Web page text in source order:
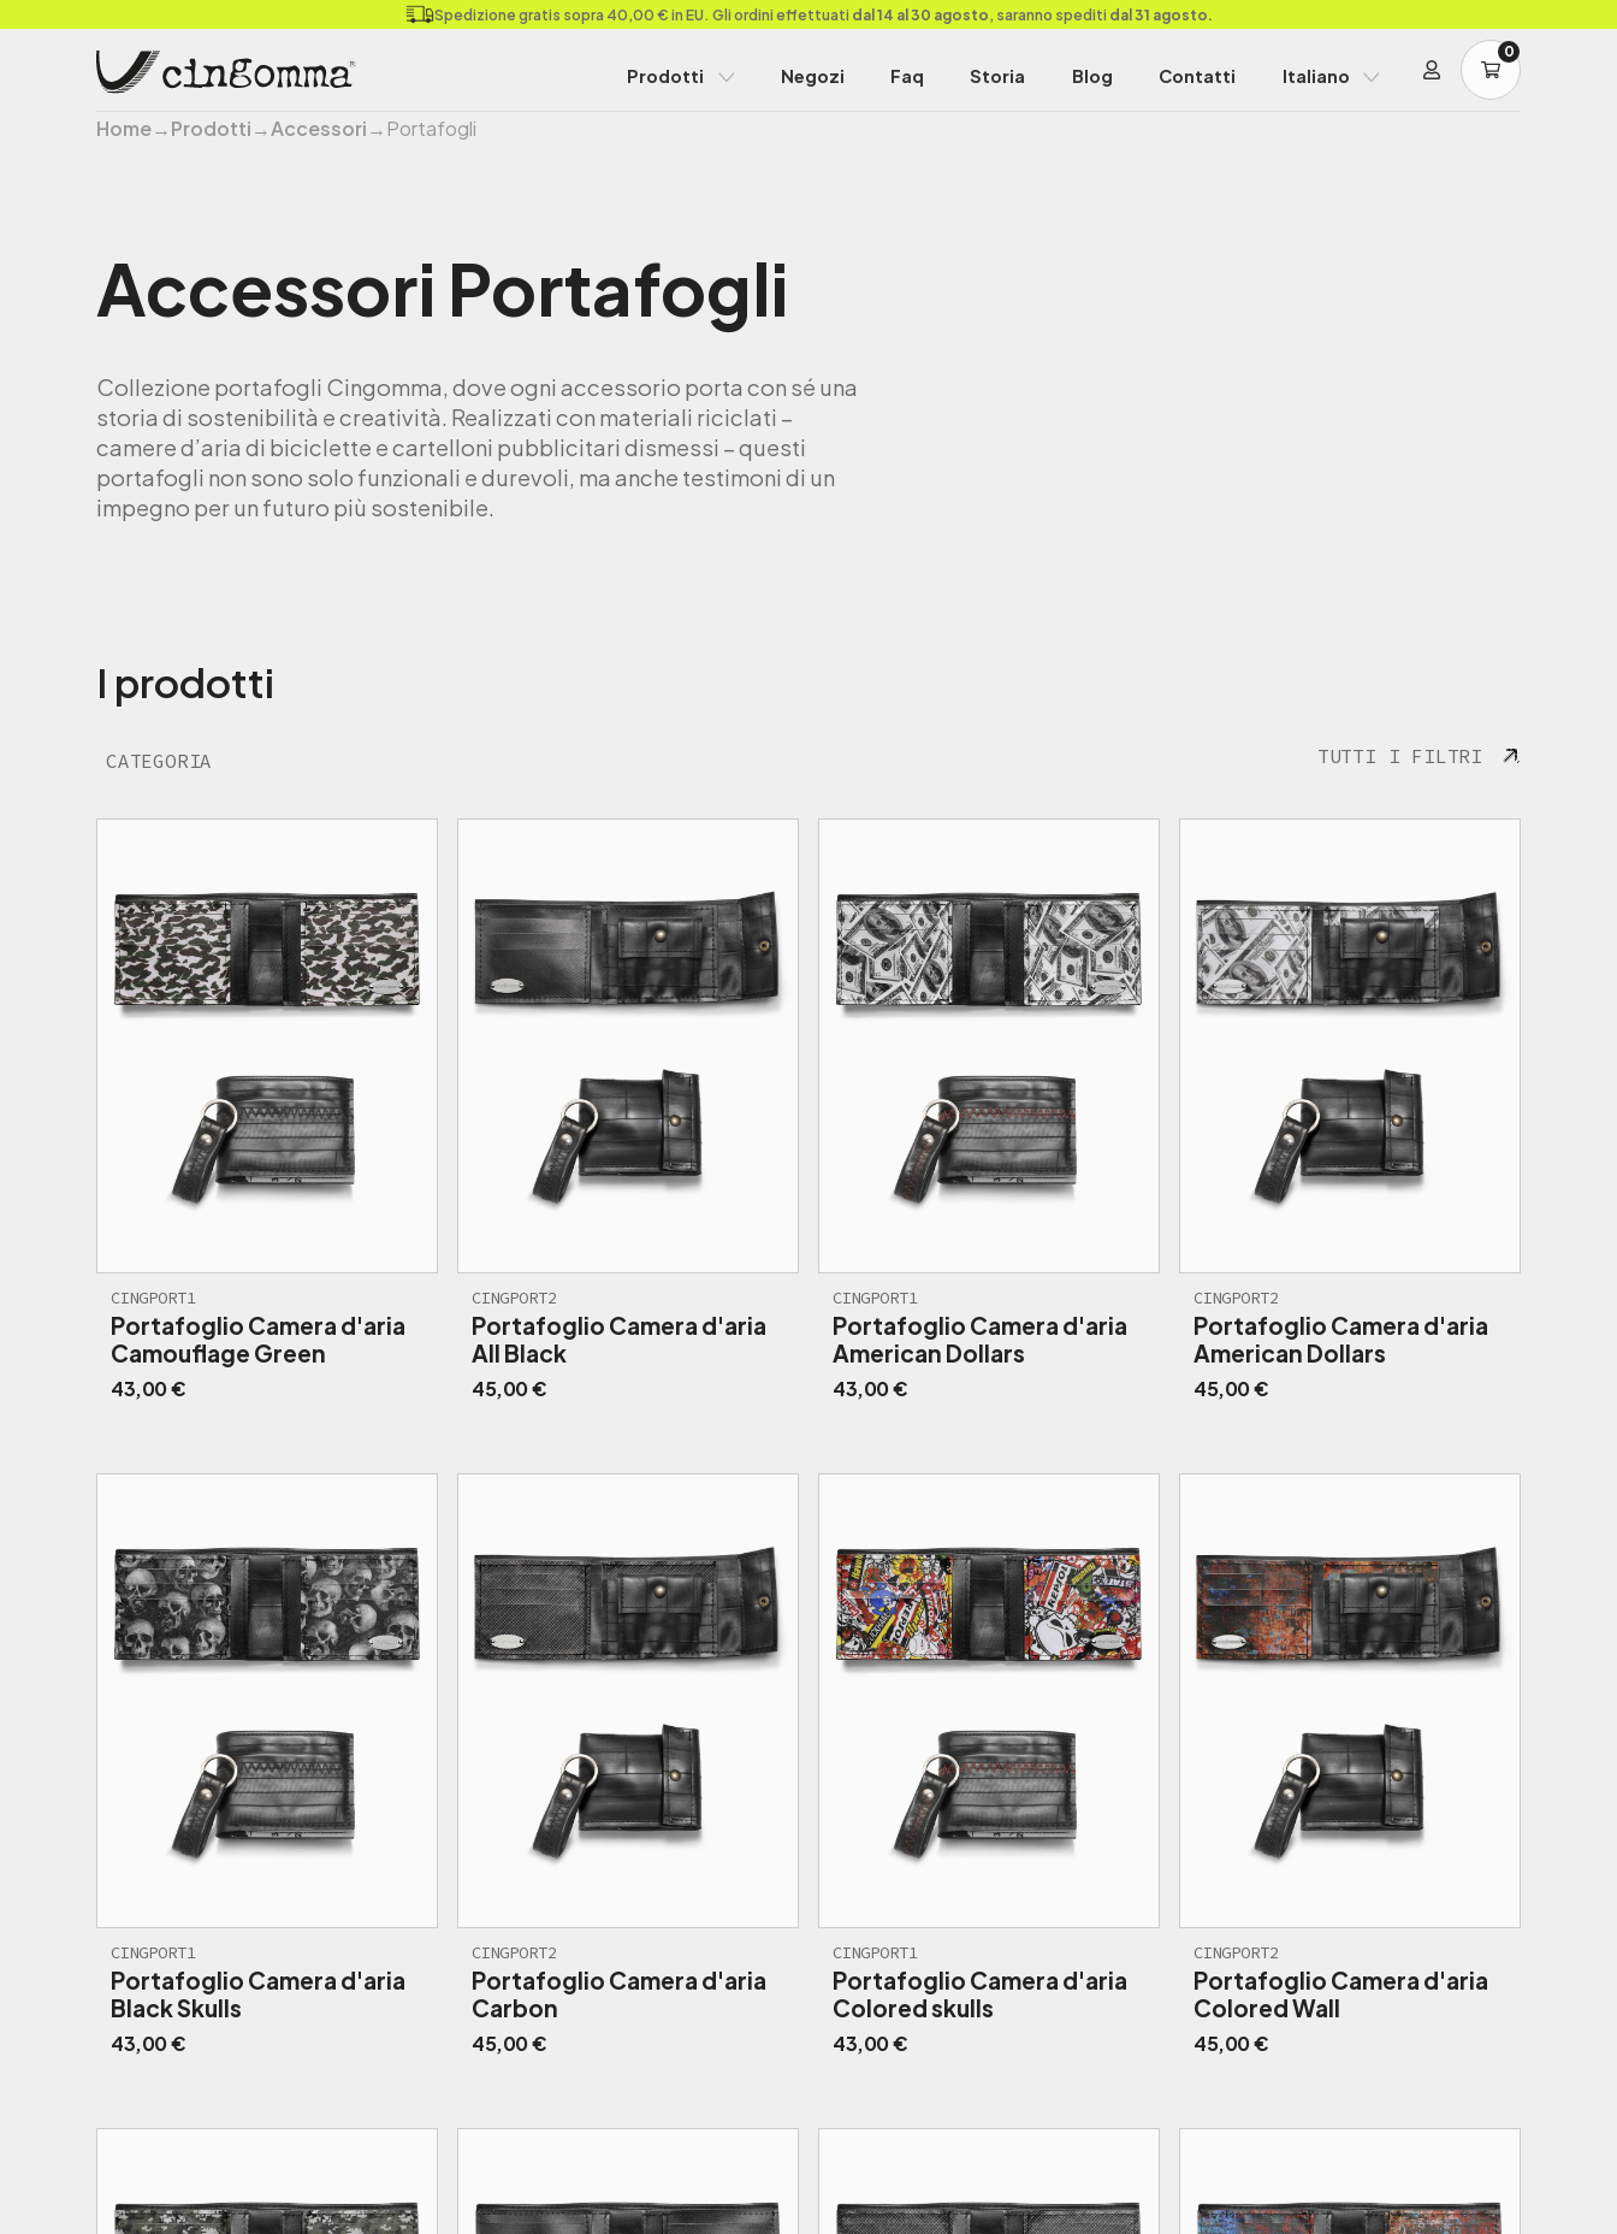
Spedizione gratis sopra 40,00 € in EU. Gli ordini effettuati dal 14 al 30 agosto , saranno spediti dal 31 agosto.
Prodotti Negozi Faq Storia Blog Contatti Italiano
0
Home→Prodotti→Accessori→ Portafogli
Accessori Portafogli
Collezione portafogli Cingomma, dove ogni accessorio porta con sé una
storia di sostenibilità e creatività. Realizzati con materiali riciclati –
camere d’aria di biciclette e cartelloni pubblicitari dismessi – questi
portafogli non sono solo funzionali e durevoli, ma anche testimoni di un
impegno per un futuro più sostenibile.
I prodotti
CATEGORIA TUTTI I FILTRI
CINGPORT1
Portafoglio Camera d'aria
Camouflage Green
43,00€
CINGPORT2
Portafoglio Camera d'aria
All Black
45,00€
CINGPORT1
Portafoglio Camera d'aria
American Dollars
43,00€
CINGPORT2
Portafoglio Camera d'aria
American Dollars
45,00€
CINGPORT1
Portafoglio Camera d'aria
Black Skulls
43,00€
CINGPORT2
Portafoglio Camera d'aria
Carbon
45,00€
CINGPORT1
Portafoglio Camera d'aria
Colored skulls
43,00€
CINGPORT2
Portafoglio Camera d'aria
Colored Wall
45,00€